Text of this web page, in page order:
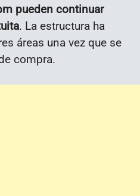
pueden continuar
. La estructura ha
áreas una vez que se
compra.